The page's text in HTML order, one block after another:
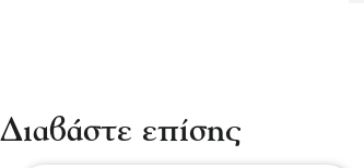
Διαβάστε επίσης